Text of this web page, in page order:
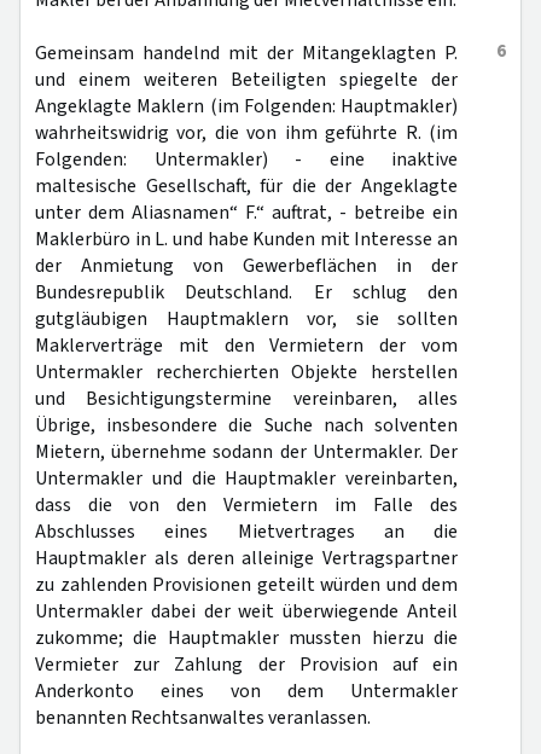
6
Gemeinsam handelnd mit der Mitangeklagten P.
und einem weiteren Beteiligten spiegelte der
Angeklagte Maklern (im Folgenden: Hauptmakler)
wahrheitswidrig vor, die von ihm geführte R. (im
Folgenden: Untermakler) - eine inaktive
maltesische Gesellschaft, für die der Angeklagte
unter dem Aliasnamen“ F.“ auftrat, - betreibe ein
Maklerbüro in L. und habe Kunden mit Interesse an
der Anmietung von Gewerbeflächen in der
Bundesrepublik Deutschland. Er schlug den
gutgläubigen Hauptmaklern vor, sie sollten
Maklerverträge mit den Vermietern der vom
Untermakler recherchierten Objekte herstellen
und Besichtigungstermine vereinbaren, alles
Übrige, insbesondere die Suche nach solventen
Mietern, übernehme sodann der Untermakler. Der
Untermakler und die Hauptmakler vereinbarten,
dass die von den Vermietern im Falle des
Abschlusses eines Mietvertrages an die
Hauptmakler als deren alleinige Vertragspartner
zu zahlenden Provisionen geteilt würden und dem
Untermakler dabei der weit überwiegende Anteil
zukomme; die Hauptmakler mussten hierzu die
Vermieter zur Zahlung der Provision auf ein
Anderkonto eines von dem Untermakler
benannten Rechtsanwaltes veranlassen.